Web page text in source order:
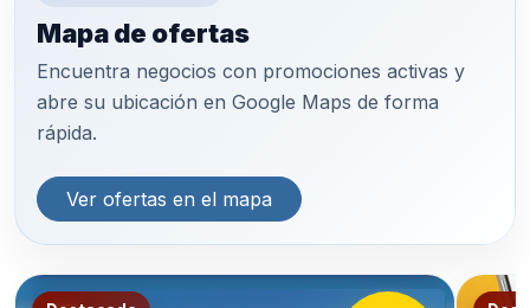
Mapa de ofertas
Encuentra negocios con promociones activas y
abre su ubicación en Google Maps de forma
rápida.
Ver ofertas en el mapa